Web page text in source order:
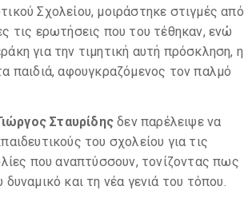
Σχολείου, μοιράστηκε στιγμές από
τις ερωτήσεις που του τέθηκαν, ενώ
για την τιμητική αυτή πρόσκληση, η
παιδιά, αφουγκραζόμενος τον παλμό
Σταυρίδης δεν παρέλειψε να
του σχολείου για τις
που αναπτύσσουν, τονίζοντας πως
και τη νέα γενιά του τόπου.